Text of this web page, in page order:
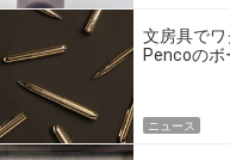
文房具でワ
Pencoの
ニュース